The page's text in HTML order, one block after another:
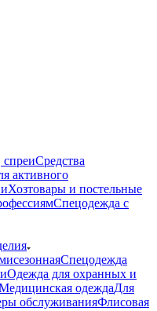
спреиСредства
активного
Хозтовары и постельные
Спецодежда с
Спецодежда
Одежда для охранных и
одеждаДля
обслуживанияФлисовая